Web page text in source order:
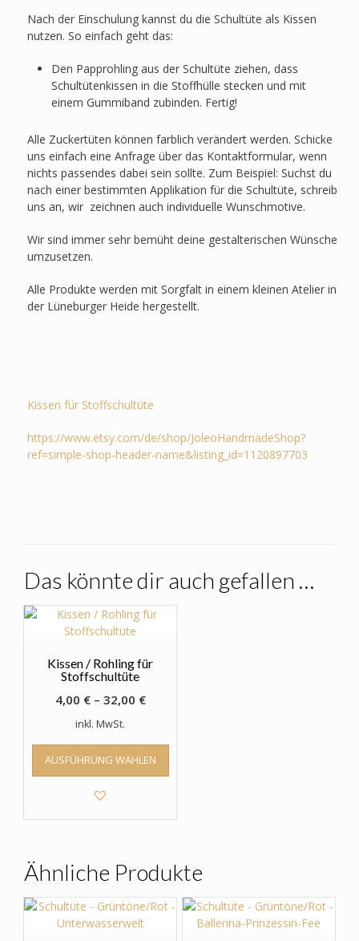
Nach der Einschulung kannst du die Schultüte als Kissen
nutzen. So einfach geht das:
Den Papprohling aus der Schultüte ziehen, dass
Schultütenkissen in die Stoffhülle stecken und mit
einem Gummiband zubinden. Fertig!
Alle Zuckertüten können farblich verändert werden. Schicke
uns einfach eine Anfrage über das Kontaktformular, wenn
nichts passendes dabei sein sollte. Zum Beispiel: Suchst du
nach einer bestimmten Applikation für die Schultüte, schreib
uns an, wir zeichnen auch individuelle Wunschmotive.
Wir sind immer sehr bemüht deine gestalterischen Wünsche
umzusetzen.
Alle Produkte werden mit Sorgfalt in einem kleinen Atelier in
der Lüneburger Heide hergestellt.
Kissen für Stoffschultüte
https://www.etsy.com/de/shop/JoleoHandmadeShop?
ref=simple-shop-header-name&listing_id=1120897703
Das könnte dir auch gefallen …
Kissen / Rohling für
Stoffschultüte
4,00 €– 32,00 €
inkl. MwSt.
AUSFÜHRUNG WÄHLEN
Dieses
weist
Optionen
können
auf
der
Produktseite
Ähnliche Produkte